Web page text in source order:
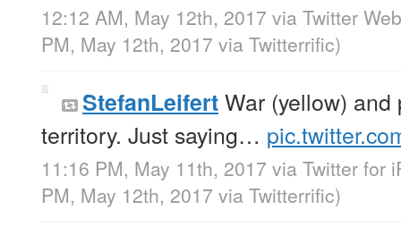
12:12 AM, May 12th, 2017 via Twitter
PM, May 12th, 2017 via Twitterrific)
StefanLeifertWar (yellow)
territory. Just saying…
11:16 PM, May 11th, 2017 via Twitter for
PM, May 12th, 2017 via Twitterrific)